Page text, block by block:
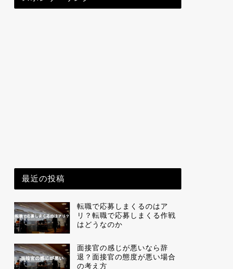
最近の投稿
転職で応募しまくるのはア
リ？転職で応募しまくる作戦
はどうなのか
面接官の感じが悪いなら辞
退？面接官の態度が悪い場合
の考え方